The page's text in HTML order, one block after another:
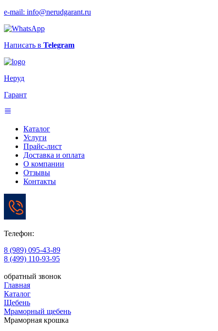
e-mail: info@nerudgarant.ru
Написать в Telegram
Неруд
Гарант
Каталог
Услуги
Прайс-лист
Доставка и оплата
О компании
Отзывы
Контакты
Телефон:
8 (989) 095-43-89
8 (499) 110-93-95
обратный звонок
Главная
Каталог
Щебень
Мраморный щебень
Мраморная крошка